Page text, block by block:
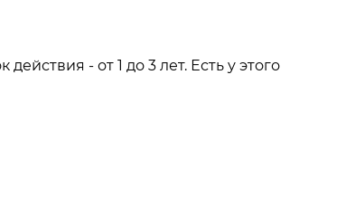
- от 1 до 3 лет. Есть у этого